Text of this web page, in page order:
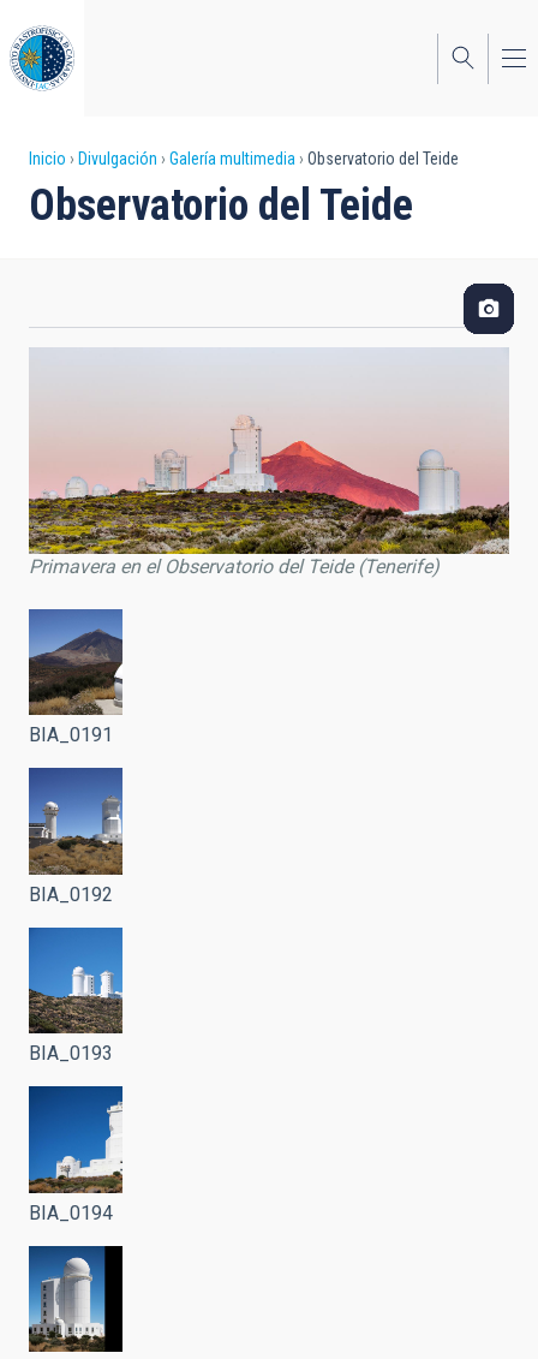
al
contenido
principal
Sobrescribir
enlaces
a
Inicio Divulgación Galería multimedia Observatorio del Teide
Observatorio del Teide
Primavera en el Observatorio del Teide (Tenerife)
BIA_0191
BIA_0192
BIA_0193
BIA_0194